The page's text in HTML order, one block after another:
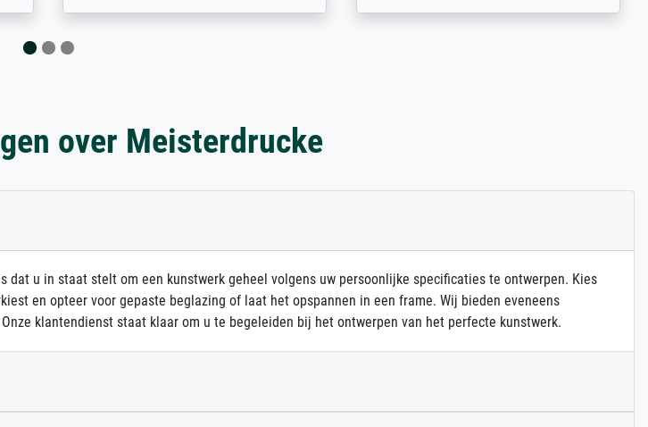
over Meisterdrucke
u in staat stelt om een kunstwerk geheel volgens uw persoonlijke specificaties te ontwerpen. Kies
en opteer voor gepaste beglazing of laat het opspannen in een frame. Wij bieden eveneens
klantendienst staat klaar om u te begeleiden bij het ontwerpen van het perfecte kunstwerk.